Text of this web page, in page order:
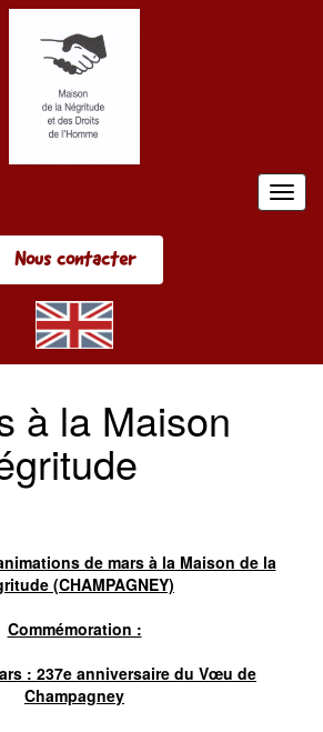
Nous contacter
à la Maison
de mars à la Maison de la
(CHAMPAGNEY)
Commémoration :
: 237e anniversaire du Vœu de
Champagney